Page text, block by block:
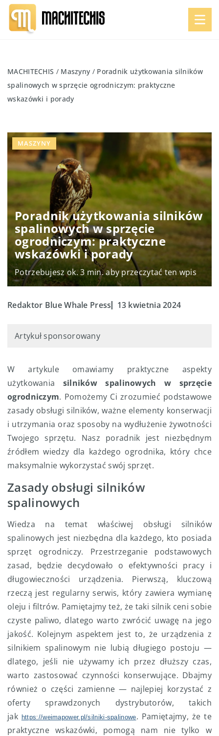
MACHITECHIS / Maszyny / Poradnik użytkowania silników
spalinowych w sprzęcie ogrodniczym: praktyczne
wskazówki i porady
Poradnik użytkowania silników
spalinowych w sprzęcie
ogrodniczym: praktyczne
wskazówki i porady
Potrzebujesz ok. 3 min. aby przeczytać ten wpis
MASZYNY
Redaktor Blue Whale Press 13 kwietnia 2024
Artykuł sponsorowany
W artykule omawiamy praktyczne aspekty
użytkowania silników spalinowych w sprzęcie
ogrodniczym. Pomożemy Ci zrozumieć podstawowe
zasady obsługi silników, ważne elementy konserwacji
i utrzymania oraz sposoby na wydłużenie żywotności
Twojego sprzętu. Nasz poradnik jest niezbędnym
źródłem wiedzy dla każdego ogrodnika, który chce
maksymalnie wykorzystać swój sprzęt.
Zasady obsługi silników
spalinowych
Wiedza na temat właściwej obsługi silników
spalinowych jest niezbędna dla każdego, kto posiada
sprzęt ogrodniczy. Przestrzeganie podstawowych
zasad, będzie decydowało o efektywności pracy i
długowieczności urządzenia. Pierwszą, kluczową
rzeczą jest regularny serwis, który zawiera wymianę
oleju i filtrów. Pamiętajmy też, że taki silnik ceni sobie
czyste paliwo, dlatego warto zwrócić uwagę na jego
jakość. Kolejnym aspektem jest to, że urządzenia z
silnikiem spalinowym nie lubią długiego postoju —
dlatego, jeśli nie używamy ich przez dłuższy czas,
warto zastosować czynności konserwujące. Dbajmy
również o części zamienne — najlepiej korzystać z
oferty sprawdzonych dystrybutorów, takich
jak https://weimapower.pl/silniki-spalinowe. Pamiętajmy, że te
praktyczne wskazówki, pomogą nam nie tylko w